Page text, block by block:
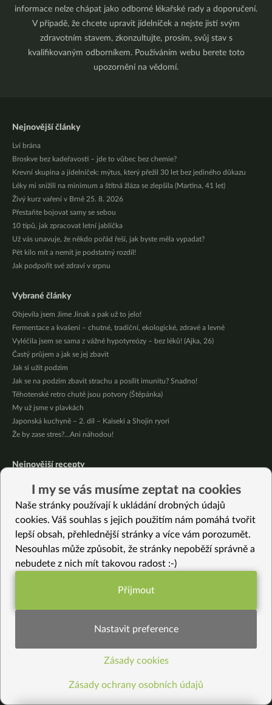
informace nelze chápat jako odborné lékařské rady a doporučení.
V případě, že chcete upravit jídelníček a nejste jistí svým
zdravotním stavem, zkonzultujte, prosím, svůj stav s
kvalifikovaným odborníkem. Používáním webu berete toto
upozornění na vědomí.
Nejnovější články
Lví brána
Broskve bez kadeřavosti – jde to vůbec bez chemie?
Krevní skupina a jídelníček: mýtus, který přežil 30 let bez jediného důkazu
Léky mi snížili na minimum a štítná žláza se zlepšila (Martina, 41 let)
Živý kurz vaření v Brně 25. 8. 2026
Přestaňte bojovat samy se sebou
10 tipů, jak zpracovat letní jablíčka
Už vás unavuje, že někdo pořád řeší, jak byste měla vypadat?
Pět kilo mít a nemít je podstatný rozdíl!
Jak podpořit své zdraví v srpnu
Vybrané články
Objevila jsem Jíme Jinak a pak už to jelo!
Fermentace a kvašení – chutné, tradiční, ekologické, zdravé a levné
Vyléčila jsem se sama z vážné hypotyreózy – bez léků! (Ajka, 26)
Častý průjem a jak se jej zbavit
Jak si užít podzim
Jak se na podzim zbavit strachu a posílit imunitu? Snadno!
Těhotenské retro chutě jsou potvory (Štěpánka)
My už jsme v plavkách
Japonská kuchyně – 2. díl – Kaiseki a Shojin ryori
Že by zase stres?…Ani náhodou!
Nejnovější recepty
Letní nudle s bambusovými výhonky
Jablečné pyré – skvělé přesnídávky bez cukru
Křupavé tofu s restovanou zeleninou, žampiony a bulgurem
Nakládaná cuketa – kvašáky
Mrkvovo-dýňová krémová polévka
Osvěžující kuskus
Osvěžující čaj s citronovými bylinkami
Čokoládové muffiny s mangovým krémem
Sladkokyselá červená řepa se špaldou
I my se vás musíme zeptat na cookies
Naše stránky používají k ukládání drobných údajů
cookies. Váš souhlas s jejich použitím nám pomáhá tvořit
lepší obsah, přehlednější stránky a více vám porozumět.
Nesouhlas může způsobit, že stránky nepoběží správně a
nebudete z nich mít takovou radost :-)
Funkční nastavení potřebujeme (vždy
Statistiky pro lepší obsah
Přijmout
Nastavit preference
Zásady cookies
Zásady ochrany osobních údajů